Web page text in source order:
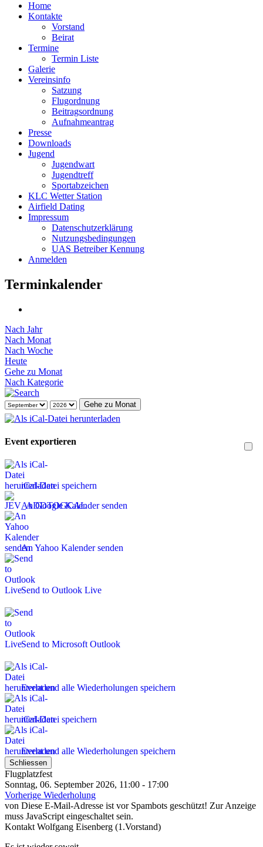
Home
Kontakte
Vorstand
Beirat
Termine
Termin Liste
Galerie
Vereinsinfo
Satzung
Flugordnung
Beitragsordnung
Aufnahmeantrag
Presse
Downloads
Jugend
Jugendwart
Jugendtreff
Sportabzeichen
KLC Wetter Station
Airfield Dating
Impressum
Datenschutzerklärung
Nutzungsbedingungen
UAS Betreiber Kennung
Anmelden
Terminkalender
Nach Jahr
Nach Monat
Nach Woche
Heute
Gehe zu Monat
Nach Kategorie
Gehe zu Monat
Event exportieren
iCal-Datei speichern
An Google Kalender senden
An Yahoo Kalender senden
Send to Outlook Live
Send to Microsoft Outlook
Event und alle Wiederholungen speichern
iCal-Datei speichern
Event und alle Wiederholungen speichern
Schliessen
Flugplatzfest
Sonntag, 06. September 2026, 11:00 - 17:00
Vorherige Wiederholung
von Diese E-Mail-Adresse ist vor Spambots geschützt! Zur Anzeige
muss JavaScript eingeschaltet sein.
Kontakt Wolfgang Eisenberg (1.Vorstand)